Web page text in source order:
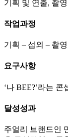
기획 및 연출, 촬
작업과정
기획 – 섭외 – 촬
요구사항
‘나 BEE?’라는
달성성과
주얼리 브랜드인